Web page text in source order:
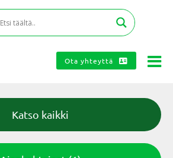
Ota yhteyttä
Katso kaikki